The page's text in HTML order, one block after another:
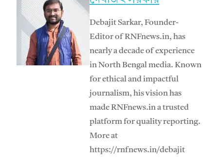
Debajit Sarkar, Founder-
Editor of RNFnews.in, has
nearly a decade of experience
in North Bengal media. Known
for ethical and impactful
journalism, his vision has
made RNFnews.in a trusted
platform for quality reporting.
More at
https://rnfnews.in/debajit